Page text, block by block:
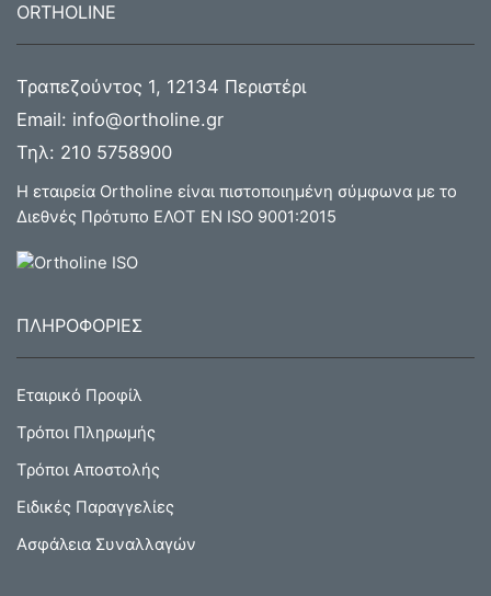
ORTHOLINE
Τραπεζούντος 1, 12134 Περιστέρι
Email: info@ortholine.gr
Τηλ: 210 5758900
Η εταιρεία Ortholine είναι πιστοποιημένη σύμφωνα με το
Διεθνές Πρότυπο ΕΛΟΤ ΕΝ ISO 9001:2015
ΠΛΗΡΟΦΟΡΙΕΣ
Εταιρικό Προφίλ
Τρόποι Πληρωμής
Τρόποι Αποστολής
Ειδικές Παραγγελίες
Ασφάλεια Συναλλαγών